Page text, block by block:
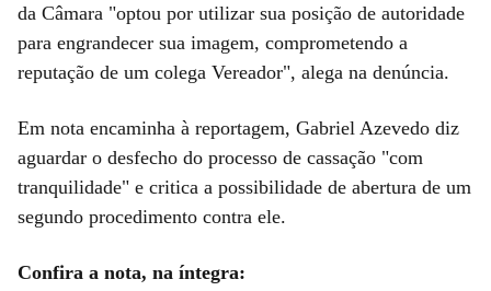
da Câmara "optou por utilizar sua posição de autoridade
para engrandecer sua imagem, comprometendo a
reputação de um colega Vereador", alega na denúncia.
Em nota encaminha à reportagem, Gabriel Azevedo diz
aguardar o desfecho do processo de cassação "com
tranquilidade" e critica a possibilidade de abertura de um
segundo procedimento contra ele.
Confira a nota, na íntegra: